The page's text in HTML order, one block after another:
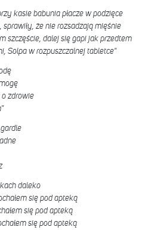
kasie babunia płacze w podzięce
że nie rozsadzają mięśnie
szczęście, dalej się gapi jak przedtem
Solpa w rozpuszczalnej tabletce"
o zdrowie
daleko
się pod apteką
się pod apteką
się pod apteką